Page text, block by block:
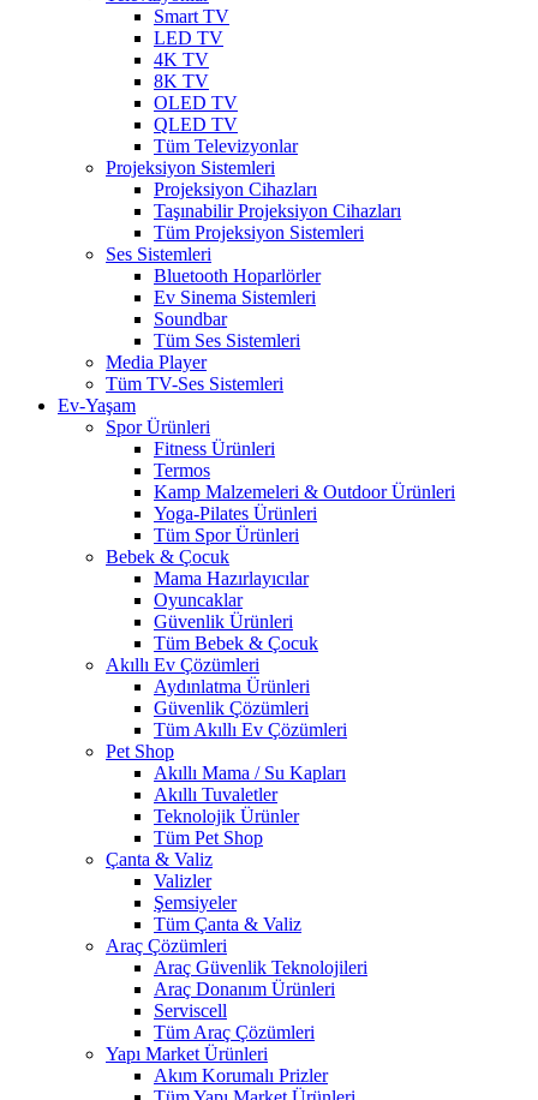
Smart TV
LED TV
4K TV
8K TV
OLED TV
QLED TV
Tüm Televizyonlar
Projeksiyon Sistemleri
Projeksiyon Cihazları
Taşınabilir Projeksiyon Cihazları
Tüm Projeksiyon Sistemleri
Ses Sistemleri
Bluetooth Hoparlörler
Ev Sinema Sistemleri
Soundbar
Tüm Ses Sistemleri
Media Player
Tüm TV-Ses Sistemleri
Ev-Yaşam
Spor Ürünleri
Fitness Ürünleri
Termos
Kamp Malzemeleri & Outdoor Ürünleri
Yoga-Pilates Ürünleri
Tüm Spor Ürünleri
Bebek & Çocuk
Mama Hazırlayıcılar
Oyuncaklar
Güvenlik Ürünleri
Tüm Bebek & Çocuk
Akıllı Ev Çözümleri
Aydınlatma Ürünleri
Güvenlik Çözümleri
Tüm Akıllı Ev Çözümleri
Pet Shop
Akıllı Mama / Su Kapları
Akıllı Tuvaletler
Teknolojik Ürünler
Tüm Pet Shop
Çanta & Valiz
Valizler
Şemsiyeler
Tüm Çanta & Valiz
Araç Çözümleri
Araç Güvenlik Teknolojileri
Araç Donanım Ürünleri
Serviscell
Tüm Araç Çözümleri
Yapı Market Ürünleri
Akım Korumalı Prizler